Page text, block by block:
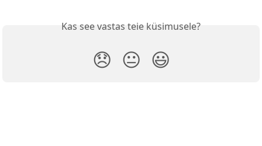
Kas see vastas teie küsimusele?
😞 😐 😃